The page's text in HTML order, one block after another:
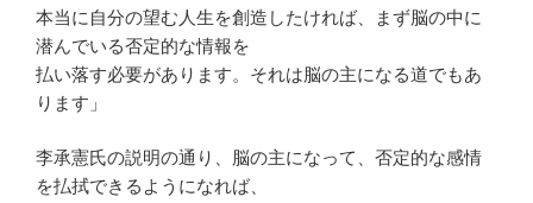
本当に自分の望む人生を創造したければ、まず脳の中に
潜んでいる否定的な情報を
払い落す必要があります。それは脳の主になる道でもあ
ります」
李承憲氏の説明の通り、脳の主になって、否定的な感情
を払拭できるようになれば、